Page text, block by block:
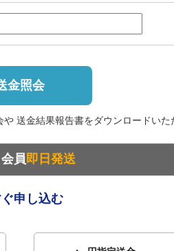
金照会
送金結果報告書をダウンロードいた
員即日発送
申し込む